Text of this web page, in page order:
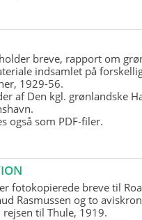
breve, rapport om
indsamlet på
1929-56.
af Den kgl. grønlandske
også som PDF-filer.
fotokopierede breve til
Rasmussen og to
til Thule, 1919.